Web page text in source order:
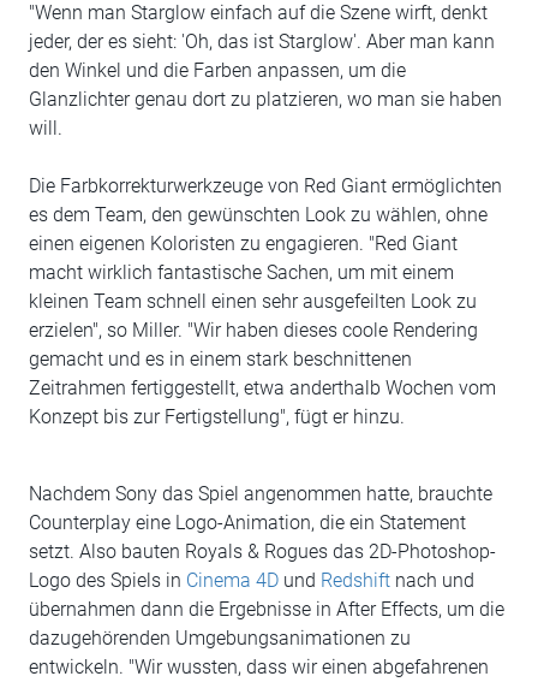
"Wenn man Starglow einfach auf die Szene wirft, denkt
jeder, der es sieht: 'Oh, das ist Starglow'. Aber man kann
den Winkel und die Farben anpassen, um die
Glanzlichter genau dort zu platzieren, wo man sie haben
will.
Die Farbkorrekturwerkzeuge von Red Giant ermöglichten
es dem Team, den gewünschten Look zu wählen, ohne
einen eigenen Koloristen zu engagieren. "Red Giant
macht wirklich fantastische Sachen, um mit einem
kleinen Team schnell einen sehr ausgefeilten Look zu
erzielen", so Miller. "Wir haben dieses coole Rendering
gemacht und es in einem stark beschnittenen
Zeitrahmen fertiggestellt, etwa anderthalb Wochen vom
Konzept bis zur Fertigstellung", fügt er hinzu.
Nachdem Sony das Spiel angenommen hatte, brauchte
Counterplay eine Logo-Animation, die ein Statement
setzt. Also bauten Royals & Rogues das 2D-Photoshop-
Logo des Spiels in Cinema 4D und Redshift nach und
übernahmen dann die Ergebnisse in After Effects, um die
dazugehörenden Umgebungsanimationen zu
entwickeln. "Wir wussten, dass wir einen abgefahrenen